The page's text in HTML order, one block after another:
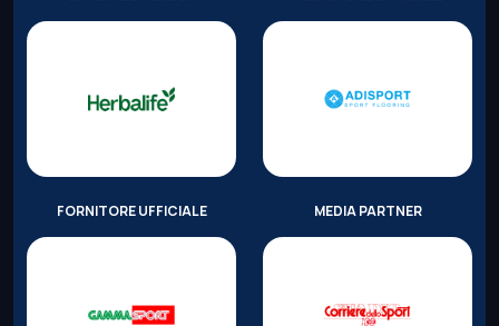
FORNITORE UFFICIALE MEDIA PARTNER